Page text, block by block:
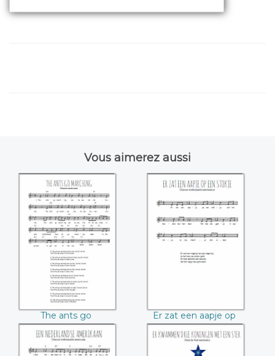
Vous aimerez aussi
The ants go
marching
The ants go
marching
Er zat een aapje op
een stokje
Er zat een aapje op
een stokje